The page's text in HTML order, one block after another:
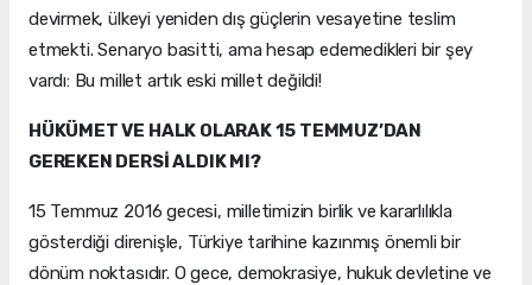
devirmek, ülkeyi yeniden dış güçlerin vesayetine teslim
etmekti. Senaryo basitti, ama hesap edemedikleri bir şey
vardı: Bu millet artık eski millet değildi!
HÜKÜMET VE HALK OLARAK 15 TEMMUZ’DAN
GEREKEN DERSİ ALDIK MI?
15 Temmuz 2016 gecesi, milletimizin birlik ve kararlılıkla
gösterdiği direnişle, Türkiye tarihine kazınmış önemli bir
dönüm noktasıdır. O gece, demokrasiye, hukuk devletine ve